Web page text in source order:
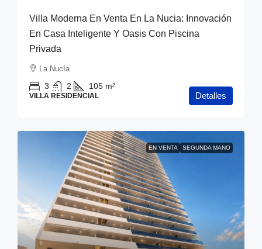
Villa Moderna En Venta En La Nucia: Innovación
En Casa Inteligente Y Oasis Con Piscina
Privada
La Nucía
3 2 105 m²
VILLA RESIDENCIAL Detalles
EN VENTA SEGUNDA MANO